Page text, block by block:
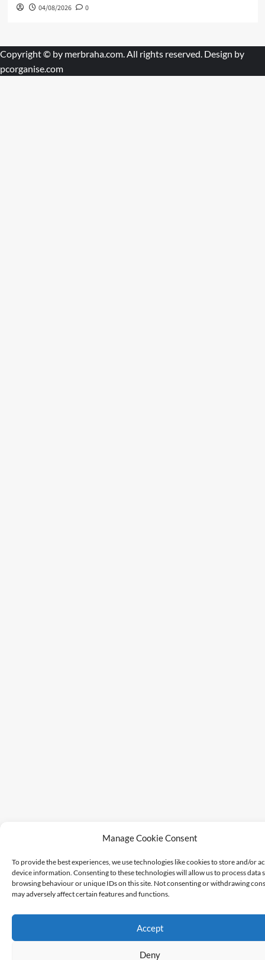
Manage Cookie Consent
To provide the best experiences, we use technologies like cookies to store and/or
device information. Consenting to these technologies will allow us to process data
browsing behaviour or unique IDs on this site. Not consenting or withdrawing
may adversely affect certain features and functions.
Accept
Deny
04/08/2026 0
Copyright © by merbraha.com. All rights reserved. Design by
pcorganise.com